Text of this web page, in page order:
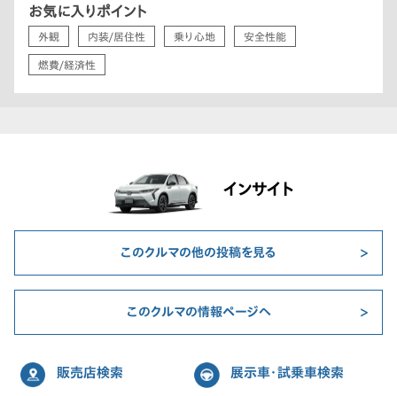
お気に入りポイント
外観 内装/居住性 乗り心地 安全性能
燃費/経済性
インサイト
このクルマの他の投稿を見る
このクルマの情報ページへ
販売店検索 展示車・試乗車検索